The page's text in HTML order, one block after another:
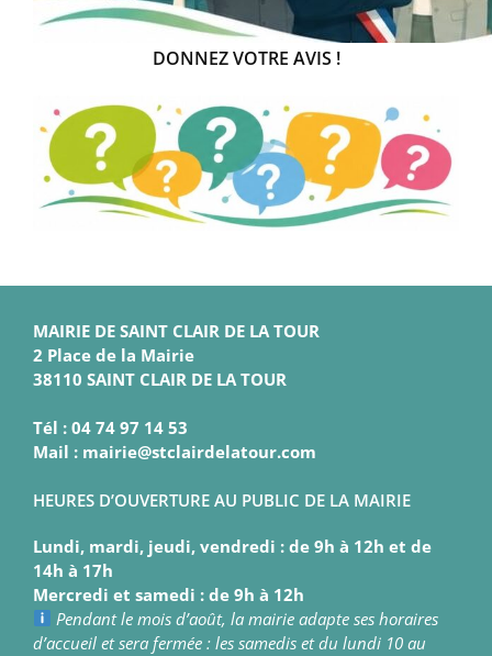
DONNEZ VOTRE AVIS !
MAIRIE DE SAINT CLAIR DE LA TOUR
2 Place de la Mairie
38110 SAINT CLAIR DE LA TOUR
Tél : 04 74 97 14 53
Mail : mairie@stclairdelatour.com
HEURES D’OUVERTURE AU PUBLIC DE LA MAIRIE
Lundi, mardi, jeudi, vendredi : de 9h à 12h et de
14h à 17h
Mercredi et samedi : de 9h à 12h
Pendant le mois d’août, la mairie adapte ses horaires
d’accueil et sera fermée : les samedis et du lundi 10 au